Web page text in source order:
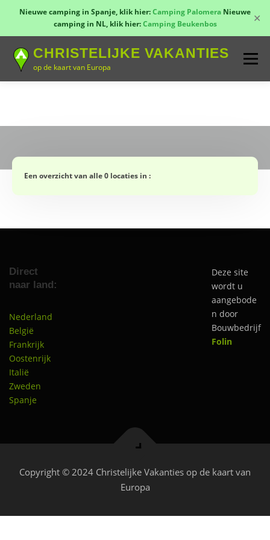
Nieuwe camping in Spanje, klik hier:Camping Palomera Nieuwe
camping in NL, klik hier:Camping Beukenbos ✕
inhoud
CHRISTELIJKE VAKANTIES
op de kaart van Europa
Menu
Een overzicht van alle 0 locaties in :
Direct
naar land:
Nederland
België
Frankrijk
Oostenrijk
Italië
Zweden
Spanje
Deze site
wordt u
aangebode
n door
Bouwbedrijf
Folin